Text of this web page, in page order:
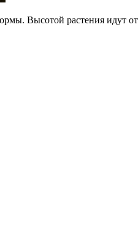
Высотой растения идут